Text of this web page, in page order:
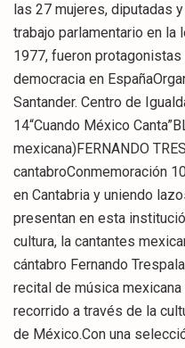
las 27 mujeres, diputadas
trabajo parlamentario en
1977, fueron
democracia en
Santander. Centro de
14“Cuando México
mexicana)FERNANDO
cantabroConmemoración
en Cantabria y uniendo
presentan en esta
cultura, la cantantes
cántabro Fernando
recital de música
recorrido a través de la
de México.Con una